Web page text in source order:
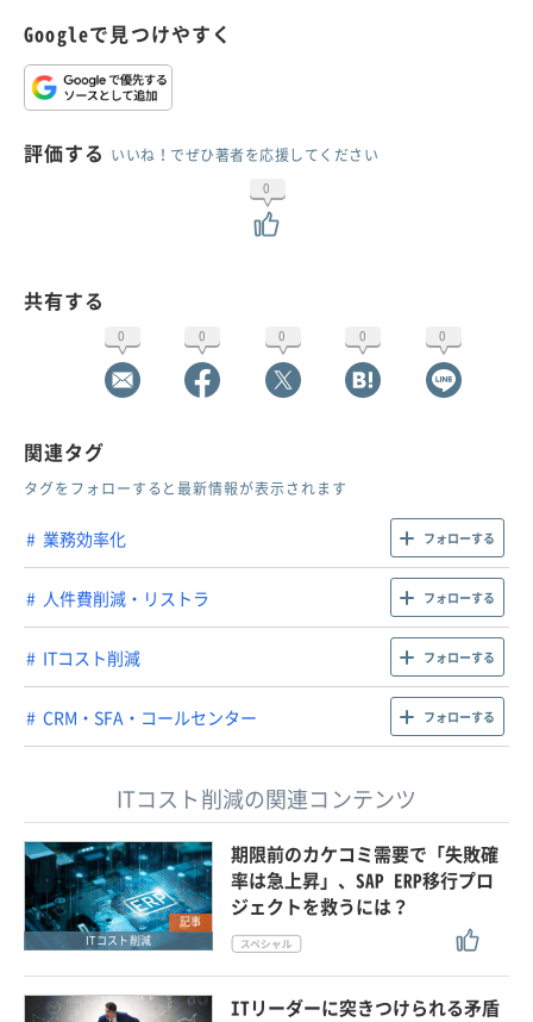
Googleで見つけやすく
評価する いいね！でぜひ著者を応援してください
0
共有する
0 0 0 0 0
関連タグ
タグをフォローすると最新情報が表示されます
業務効率化 フォローする
人件費削減・リストラ フォローする
ITコスト削減 フォローする
CRM・SFA・コールセンター フォローする
ITコスト削減の関連コンテンツ
記事
ITコスト削減
期限前のカケコミ需要で「失敗確
率は急上昇」、SAP ERP移行プロ
ジェクトを救うには？
ITリーダーに突きつけられる矛盾